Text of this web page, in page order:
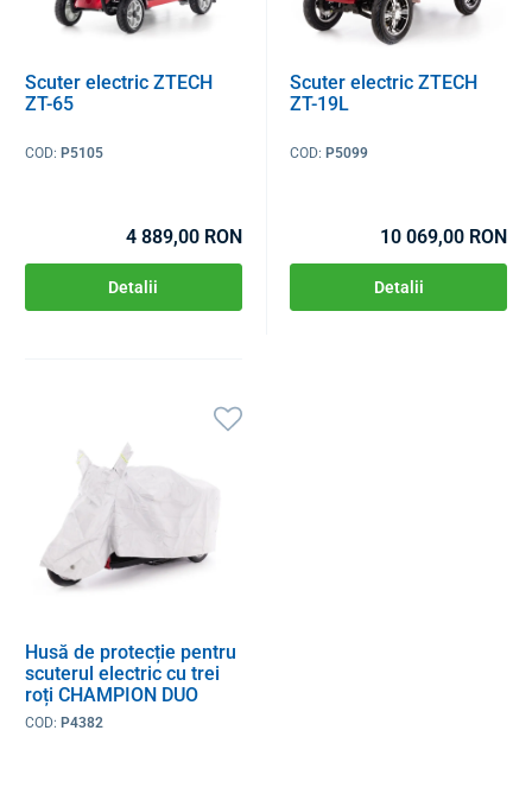
Scuter electric ZTECH
ZT-65
COD: P5105
4 889,00 RON
Detalii
Scuter electric ZTECH
ZT-19L
COD: P5099
10 069,00 RON
Detalii
Husă de protecție pentru
scuterul electric cu trei
roți CHAMPION DUO
COD: P4382